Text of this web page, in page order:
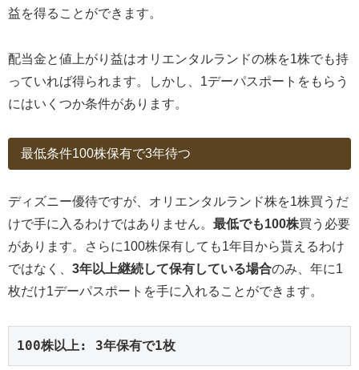
益を得ることができます。
配当金と値上がり益はオリエンタルランドの株を1株でも持
っていれば得られます。しかし、1デーパスポートをもらう
にはいくつか条件があります。
最低条件100株保有で3年待つ
ディズニー優待ですが、オリエンタルランド株を1株買うだ
けで手に入るわけではありません。 最低でも100株買う必要
があります。さらに100株保有しても1年目から貰えるわけ
ではなく、 3年以上継続して保有している場合のみ、年に1
枚だけ1デーパスポートを手に入れることができます。
100株以上: 3年保有で1枚